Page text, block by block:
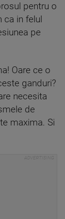
pentru o
ca in felul
pe
Oare ce o
ganduri?
necesita
de
maxima. Si